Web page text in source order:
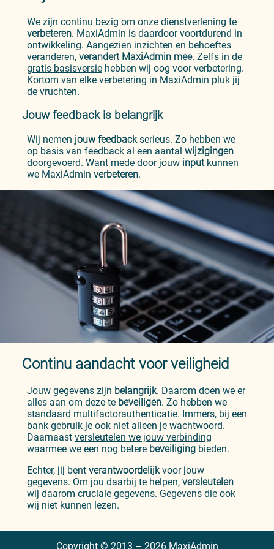
We zijn continu bezig om onze dienstverlening te
verbeteren. MaxiAdmin is daardoor voortdurend in
ontwikkeling. Aangezien inzichten en behoeftes
veranderen, verandert MaxiAdmin mee. Zelfs in de
gratis basisversiehebben wij oog voor verbetering.
Kortom van elke verbetering in MaxiAdmin pluk jij
de vruchten.
Jouw feedback is belangrijk
Wij nemen jouw feedbackserieus. Zo hebben we
op basis van feedback al een aantal wijzigingen
doorgevoerd. Want mede door jouw input kunnen
we MaxiAdmin verbeteren.
Continu aandacht voor veiligheid
Jouw gegevens zijn belangrijk. Daarom doen we er
alles aan om deze te beveiligen. Zo hebben we
standaard multifactorauthenticatie. Immers, bij een
bank gebruik je ook niet alleen je wachtwoord.
Daarnaast versleutelen we jouw verbinding
waarmee we een nog betere beveiliging bieden.
Echter, jij bent verantwoordelijkvoor jouw
gegevens. Om jou daarbij te helpen, versleutelen
wij daarom cruciale gegevens. Gegevens die ook
wij niet kunnen lezen.
Copyright © 2013 – 2026 MaxiAdmin